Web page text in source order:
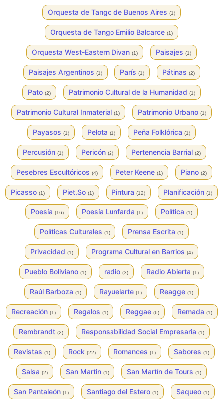
Orquesta de Tango de Buenos Aires (1)
Orquesta de Tango Emilio Balcarce (1)
Orquesta West-Eastern Divan (1) Paisajes (1)
Paisajes Argentinos (1) París (1) Pátinas (2)
Pato (2) Patrimonio Cultural de la Humanidad (1)
Patrimonio Cultural Inmaterial (1) Patrimonio Urbano (1)
Payasos (1) Pelota (1) Peña Folklórica (1)
Percusión (1) Pericón (2) Pertenencia Barrial (2)
Pesebres Escultóricos (4) Peter Keene (1) Piano (2)
Picasso (1) Piet.So (1) Pintura (12) Planificación (1)
Poesía (16) Poesía Lunfarda (1) Política (1)
Políticas Culturales (1) Prensa Escrita (1)
Privacidad (1) Programa Cultural en Barrios (4)
Pueblo Boliviano (1) radio (3) Radio Abierta (1)
Raúl Barboza (1) Rayuelarte (1) Reagge (1)
Recreación (1) Regalos (1) Reggae (6) Remada (1)
Rembrandt (2) Responsabilidad Social Empresaria (1)
Revistas (1) Rock (22) Romances (1) Sabores (1)
Salsa (2) San Martin (1) San Martín de Tours (1)
San Pantaleón (1) Santiago del Estero (1) Saqueo (1)